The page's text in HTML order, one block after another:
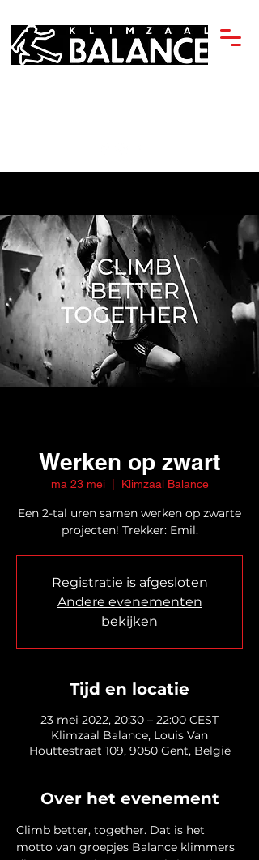
Werken op zwart
ma 23 mei
  |
Klimzaal Balance
Een 2-tal uren samen werken op zwarte
projecten! Trekker: Emil.
Registratie is afgesloten
Andere evenementen
bekijken
Tijd en locatie
23 mei 2022, 20:30 – 22:00 CEST
Klimzaal Balance, Louis Van
Houttestraat 109, 9050 Gent, België
Over het evenement
Climb better, together. Dat is het
motto van groepjes Balance klimmers